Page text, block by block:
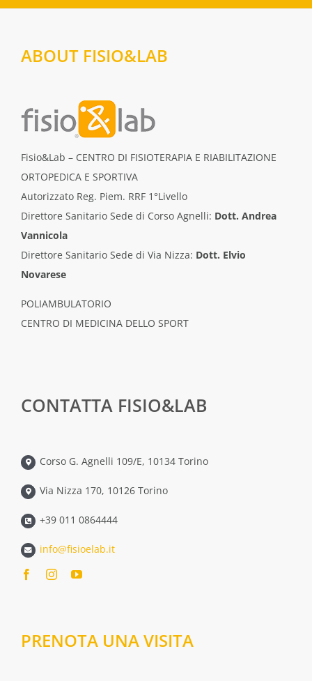
ABOUT FISIO&LAB
Fisio&Lab – CENTRO DI FISIOTERAPIA E RIABILITAZIONE
ORTOPEDICA E SPORTIVA
Autorizzato Reg. Piem. RRF 1°Livello
Direttore Sanitario Sede di Corso Agnelli: Dott. Andrea
Vannicola
Direttore Sanitario Sede di Via Nizza: Dott. Elvio
Novarese
POLIAMBULATORIO
CENTRO DI MEDICINA DELLO SPORT
CONTATTA FISIO&LAB
Corso G. Agnelli 109/E, 10134 Torino
Via Nizza 170, 10126 Torino
+39 011 0864444
info@fisioelab.it
PRENOTA UNA VISITA